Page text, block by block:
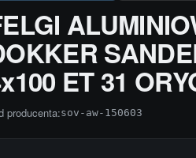
ET 31
producenta:sov-aw-150603